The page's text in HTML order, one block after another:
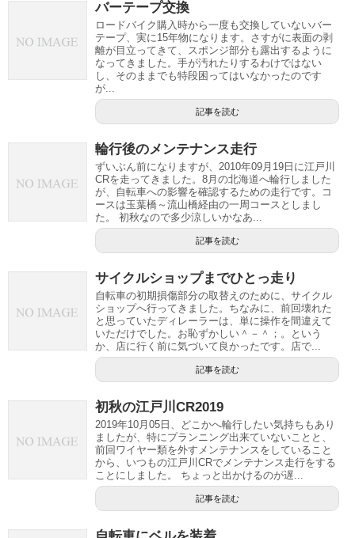
バーテープ交換
ロードバイク購入時から一度も交換していないバー
テープ、実に15年物になります。さすがに表面の剥
離が目立ってきて、スポンジ部分も露出するように
なってきました。手が汚れたりするわけではない
し、そのままでも特段困ってはいなかったのです
が...
記事を読む
輪行後のメンテナンス走行
ずいぶん前になりますが、2010年09月19日に江戸川
CRを走ってきました。8月の北海道へ輪行しました
が、自転車への影響を確認するための走行です。コ
ースは玉葉橋～流山橋経由の一周コースとしまし
た。 初秋なので多少涼しいかなあ...
記事を読む
サイクルショップまでひとっ走り
自転車の初期損傷部分の取替えのために、サイクル
ショップへ行ってきました。ちなみに、前回壊れた
と思っていたディレーラーは、単に操作を間違えて
いただけでした。お恥ずかしい＾－＾；。という
か、店に行く前に気づいて良かったです。店で...
記事を読む
初秋の江戸川CR2019
2019年10月05日、どこかへ輪行したい気持ちもあり
ましたが、特にプランニング出来ていないことと、
前回ワイヤー類を外すメンテナンスをしていること
から、いつもの江戸川CRでメンテナンス走行をする
ことにしました。 ちょっと出かけるのが遅...
記事を読む